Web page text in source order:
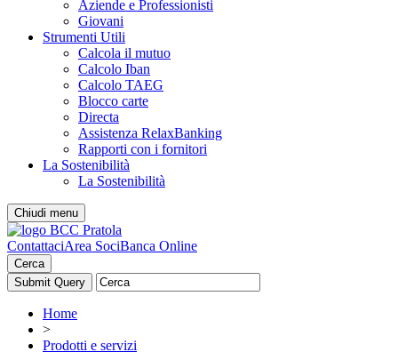
Aziende e Professionisti
Giovani
Strumenti Utili
Calcola il mutuo
Calcolo Iban
Calcolo TAEG
Blocco carte
Directa
Assistenza RelaxBanking
Rapporti con i fornitori
La Sostenibilità
La Sostenibilità
Chiudi menu
ContattaciArea SociBanca Online
Cerca
Home
>
Prodotti e servizi